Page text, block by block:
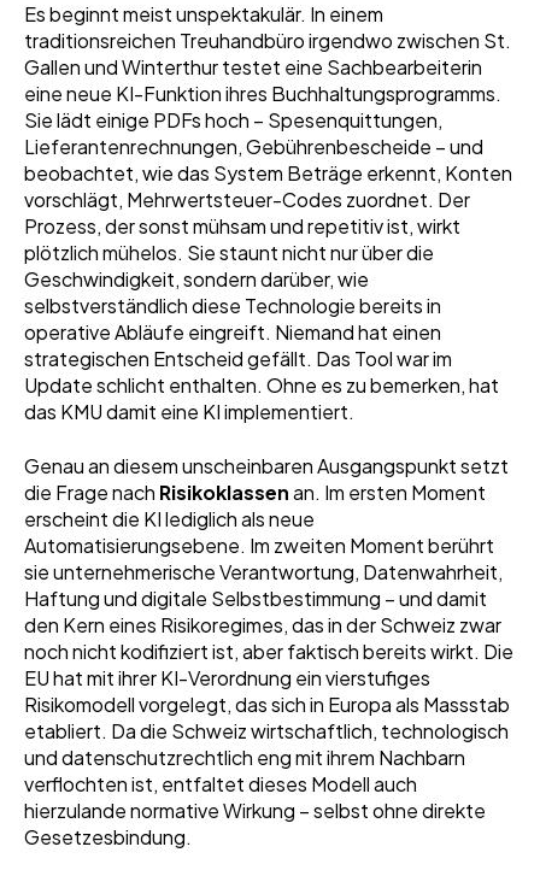
Es beginnt meist unspektakulär. In einem
traditionsreichen Treuhandbüro irgendwo zwischen St.
Gallen und Winterthur testet eine Sachbearbeiterin
eine neue KI-Funktion ihres Buchhaltungsprogramms.
Sie lädt einige PDFs hoch – Spesenquittungen,
Lieferantenrechnungen, Gebührenbescheide – und
beobachtet, wie das System Beträge erkennt, Konten
vorschlägt, Mehrwertsteuer-Codes zuordnet. Der
Prozess, der sonst mühsam und repetitiv ist, wirkt
plötzlich mühelos. Sie staunt nicht nur über die
Geschwindigkeit, sondern darüber, wie
selbstverständlich diese Technologie bereits in
operative Abläufe eingreift. Niemand hat einen
strategischen Entscheid gefällt. Das Tool war im
Update schlicht enthalten. Ohne es zu bemerken, hat
das KMU damit eine KI implementiert.
Genau an diesem unscheinbaren Ausgangspunkt setzt
die Frage nach Risikoklassenan. Im ersten Moment
erscheint die KI lediglich als neue
Automatisierungsebene. Im zweiten Moment berührt
sie unternehmerische Verantwortung, Datenwahrheit,
Haftung und digitale Selbstbestimmung – und damit
den Kern eines Risikoregimes, das in der Schweiz zwar
noch nicht kodifiziert ist, aber faktisch bereits wirkt. Die
EU hat mit ihrer KI-Verordnung ein vierstufiges
Risikomodell vorgelegt, das sich in Europa als Massstab
etabliert. Da die Schweiz wirtschaftlich, technologisch
und datenschutzrechtlich eng mit ihrem Nachbarn
verflochten ist, entfaltet dieses Modell auch
hierzulande normative Wirkung – selbst ohne direkte
Gesetzesbindung.